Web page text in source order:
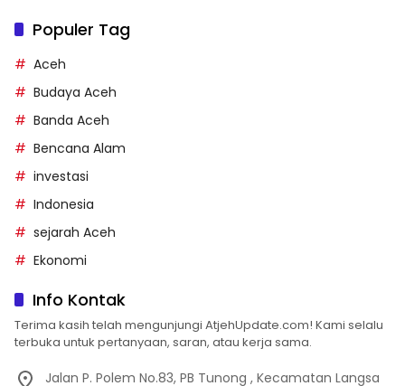
Populer Tag
Aceh
Budaya Aceh
Banda Aceh
Bencana Alam
investasi
Indonesia
sejarah Aceh
Ekonomi
Info Kontak
Terima kasih telah mengunjungi AtjehUpdate.com! Kami selalu
terbuka untuk pertanyaan, saran, atau kerja sama.
Jalan P. Polem No.83, PB Tunong , Kecamatan Langsa